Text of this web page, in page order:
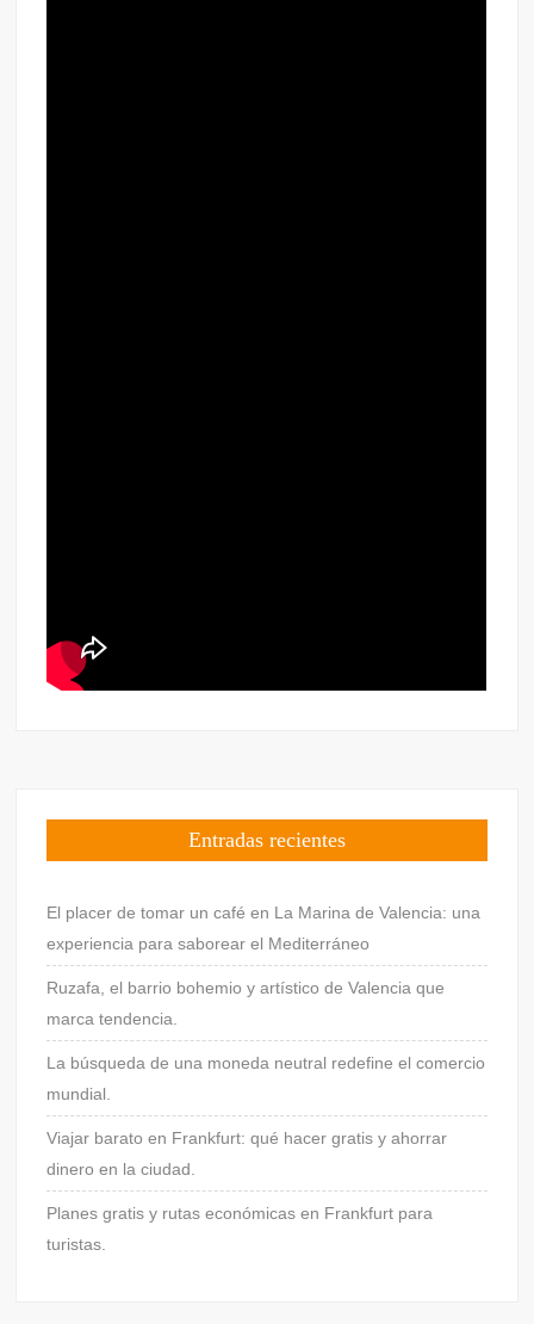
Entradas recientes
El placer de tomar un café en La Marina de Valencia: una
experiencia para saborear el Mediterráneo
Ruzafa, el barrio bohemio y artístico de Valencia que
marca tendencia.
La búsqueda de una moneda neutral redefine el comercio
mundial.
Viajar barato en Frankfurt: qué hacer gratis y ahorrar
dinero en la ciudad.
Planes gratis y rutas económicas en Frankfurt para
turistas.